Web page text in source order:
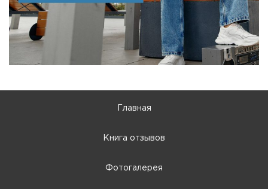
Главная
Книга отзывов
Фотогалерея